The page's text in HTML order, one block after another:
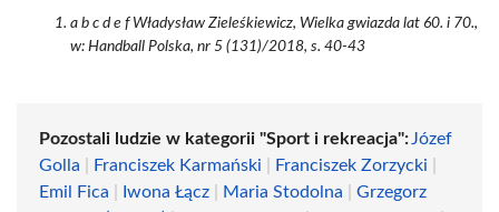
a b c d e f Władysław Zieleśkiewicz, Wielka gwiazda lat 60. i 70.,
w: Handball Polska, nr 5 (131)/2018, s. 40-43
Pozostali ludzie w kategorii "Sport i rekreacja": Józef
Golla
Franciszek Karmański Franciszek Zorzycki
Emil Fica
Iwona Łącz Maria Stodolna
Grzegorz